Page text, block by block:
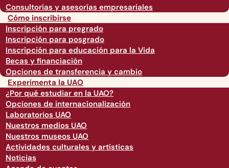
Consultorías y asesorías empresariales
Cómo inscribirse
Inscripción para pregrado
Inscripción para posgrado
Inscripción para educación para la Vida
Becas y financiación
Opciones de transferencia y cambio
Experimenta la UAO
¿Por qué estudiar en la UAO?
Opciones de internacionalización
Laboratorios UAO
Nuestros medios UAO
Nuestros museos UAO
Actividades culturales y artísticas
Noticias